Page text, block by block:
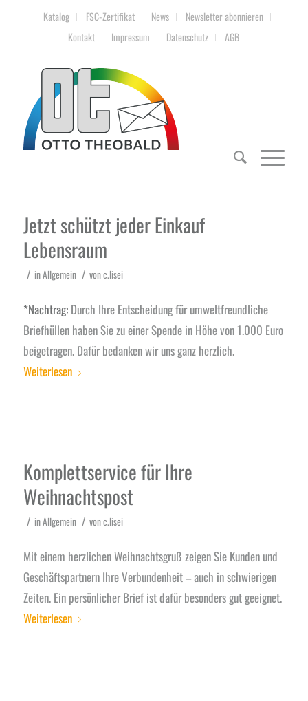
Katalog FSC-Zertifikat News
Newsletter abonnieren
Kontakt
Impressum Datenschutz AGB
Jetzt schützt jeder Einkauf
Lebensraum
/ inAllgemein / vonc.lisei
*Nachtrag: Durch Ihre Entscheidung für umweltfreundliche
Briefhüllen haben Sie zu einer Spende in Höhe von 1.000 Euro
beigetragen. Dafür bedanken wir uns ganz herzlich.
Weiterlesen
Komplettservice für Ihre
Weihnachtspost
/ inAllgemein / vonc.lisei
Mit einem herzlichen Weihnachtsgruß zeigen Sie Kunden und
Geschäftspartnern Ihre Verbundenheit – auch in schwierigen
Zeiten. Ein persönlicher Brief ist dafür besonders gut geeignet.
Weiterlesen